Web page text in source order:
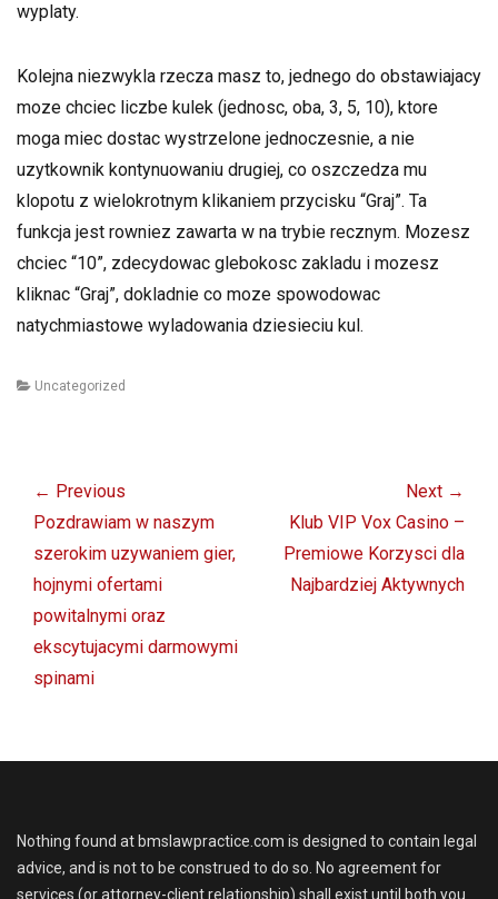
wyplaty.
Kolejna niezwykla rzecza masz to, jednego do obstawiajacy
moze chciec liczbe kulek (jednosc, oba, 3, 5, 10), ktore
moga miec dostac wystrzelone jednoczesnie, a nie
uzytkownik kontynuowaniu drugiej, co oszczedza mu
klopotu z wielokrotnym klikaniem przycisku “Graj”. Ta
funkcja jest rowniez zawarta w na trybie recznym. Mozesz
chciec “10”, zdecydowac glebokosc zakladu i mozesz
kliknac “Graj”, dokladnie co moze spowodowac
natychmiastowe wyladowania dziesieciu kul.
Categories
Uncategorized
navigation
← Previous
Previous
post:
Pozdrawiam w naszym
szerokim uzywaniem gier,
hojnymi ofertami
powitalnymi oraz
ekscytujacymi darmowymi
spinami
Next →
post:
Klub VIP Vox Casino –
Premiowe Korzysci dla
Najbardziej Aktywnych
Nothing found at bmslawpractice.com is designed to contain legal
advice, and is not to be construed to do so. No agreement for
services (or attorney-client relationship) shall exist until both you